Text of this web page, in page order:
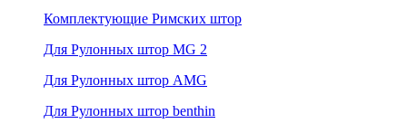
Комплектующие Римских штор
Для Рулонных штор MG 2
Для Рулонных штор AMG
Для Рулонных штор benthin